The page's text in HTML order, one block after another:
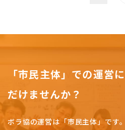
「市民主体」での運営
だけませんか？
ボラ協の運営は「市民主体」です。